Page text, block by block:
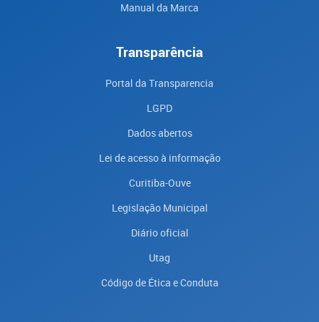
Manual da Marca
Transparência
Portal da Transparencia
LGPD
Dados abertos
Lei de acesso à informação
Curitiba-Ouve
Legislação Municipal
Diário oficial
Utag
Código de Ética e Conduta